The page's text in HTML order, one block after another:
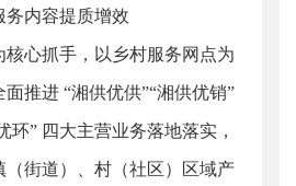
内容提质增效
心抓手，以乡村服务网点为
推进 “湘供优供”“湘供优销”
环” 四大主营业务落地落实，
（街道）、村（社区）区域产